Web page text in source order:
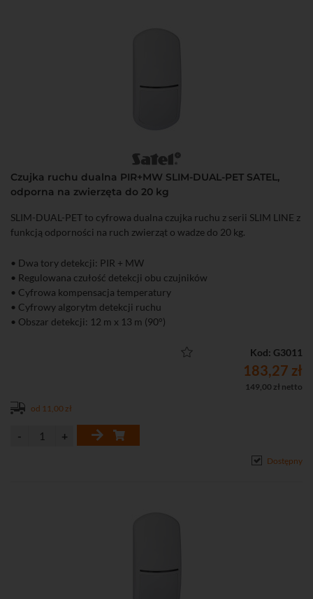
Czujka ruchu dualna PIR+MW SLIM-DUAL-PET SATEL,
odporna na zwierzęta do 20 kg
SLIM-DUAL-PET to cyfrowa dualna czujka ruchu z serii SLIM LINE z
funkcją odporności na ruch zwierząt o wadze do 20 kg.
• Dwa tory detekcji: PIR + MW
• Regulowana czułość detekcji obu czujników
• Cyfrowa kompensacja temperatury
• Cyfrowy algorytm detekcji ruchu
• Obszar detekcji: 12 m x 13 m (90°)
• Odporność na ruch zwierząt o masie do 20 kg
• Zgodność z normą EN50131, Grade 2
Kod: G3011
183,27 zł
149,00 zł netto
od 11,00 zł
Dostępny